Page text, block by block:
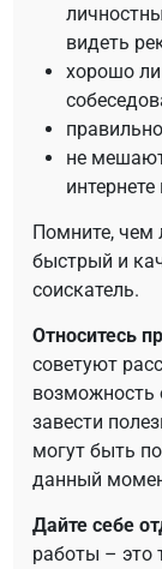
видеть
хорошо ли
не
Помните, чем
быстрый и
соискатель.
Относитесь
советуют
возможность
завести
могут быть
данный
Дайте себе
работы – это